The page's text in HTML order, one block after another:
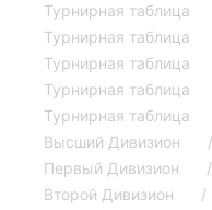
Турнирная таблица
Турнирная таблица
Турнирная таблица
Турнирная таблица
Турнирная таблица
Высший Дивизион
Первый Дивизион
Второй Дивизион